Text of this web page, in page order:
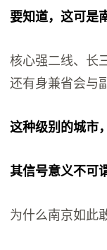
要知道，这可是
核心强二线、长
还有身兼省会与
这种级别的城市
其信号意义不可
为什么南京如此